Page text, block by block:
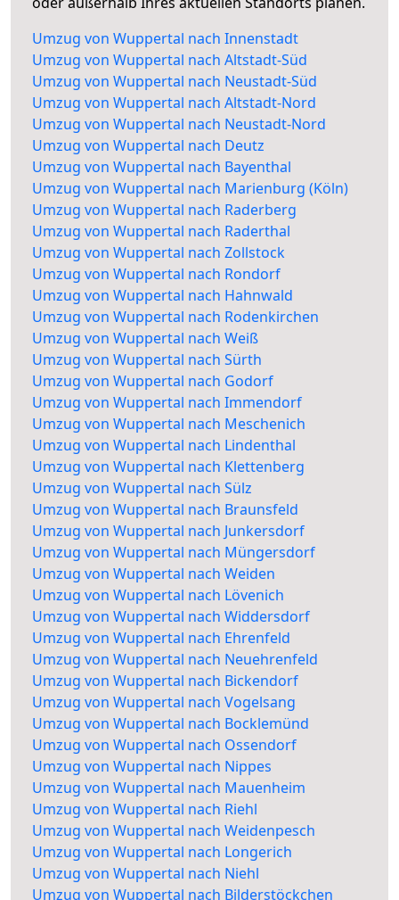
Umzug von Wuppertal nach Innenstadt
Umzug von Wuppertal nach Altstadt-Süd
Umzug von Wuppertal nach Neustadt-Süd
Umzug von Wuppertal nach Altstadt-Nord
Umzug von Wuppertal nach Neustadt-Nord
Umzug von Wuppertal nach Deutz
Umzug von Wuppertal nach Bayenthal
Umzug von Wuppertal nach Marienburg (Köln)
Umzug von Wuppertal nach Raderberg
Umzug von Wuppertal nach Raderthal
Umzug von Wuppertal nach Zollstock
Umzug von Wuppertal nach Rondorf
Umzug von Wuppertal nach Hahnwald
Umzug von Wuppertal nach Rodenkirchen
Umzug von Wuppertal nach Weiß
Umzug von Wuppertal nach Sürth
Umzug von Wuppertal nach Godorf
Umzug von Wuppertal nach Immendorf
Umzug von Wuppertal nach Meschenich
Umzug von Wuppertal nach Lindenthal
Umzug von Wuppertal nach Klettenberg
Umzug von Wuppertal nach Sülz
Umzug von Wuppertal nach Braunsfeld
Umzug von Wuppertal nach Junkersdorf
Umzug von Wuppertal nach Müngersdorf
Umzug von Wuppertal nach Weiden
Umzug von Wuppertal nach Lövenich
Umzug von Wuppertal nach Widdersdorf
Umzug von Wuppertal nach Ehrenfeld
Umzug von Wuppertal nach Neuehrenfeld
Umzug von Wuppertal nach Bickendorf
Umzug von Wuppertal nach Vogelsang
Umzug von Wuppertal nach Bocklemünd
Umzug von Wuppertal nach Ossendorf
Umzug von Wuppertal nach Nippes
Umzug von Wuppertal nach Mauenheim
Umzug von Wuppertal nach Riehl
Umzug von Wuppertal nach Weidenpesch
Umzug von Wuppertal nach Longerich
Umzug von Wuppertal nach Niehl
Umzug von Wuppertal nach Bilderstöckchen